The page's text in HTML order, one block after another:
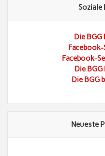
Soziale
Die BGG
Facebook-
Facebook-
Die BGG
Die BGG
Neueste